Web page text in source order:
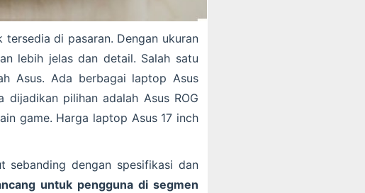
di pasaran. Dengan ukuran
lebih jelas dan detail. Salah satu
Asus. Ada berbagai laptop Asus
pilihan adalah Asus ROG
game. Harga laptop Asus 17 inch
sebanding dengan spesifikasi dan
untuk pengguna di segmen